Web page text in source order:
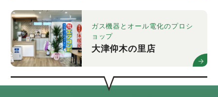
ガス機器とオール電化のプロシ
ョップ
大津仰木の里店